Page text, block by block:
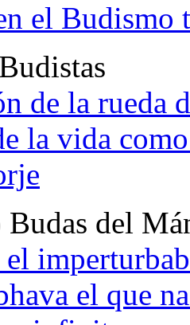
el Budismo
de la rueda
la vida
del
el que